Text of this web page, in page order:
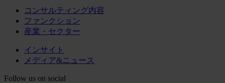
コンサルティング内容
ファンクション
産業・セクター
インサイト
メディア&ニュース
Follow us on social